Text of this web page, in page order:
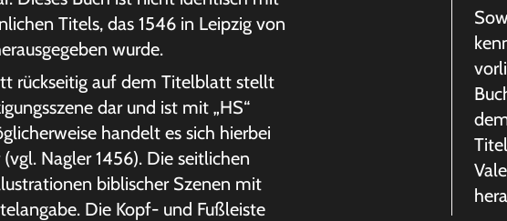
Titels, das 1546 in Leipzig von
wurde.
rückseitig auf dem Titelblatt stellt
dar und ist mit „HS“
handelt es sich hierbei
Nagler 1456). Die seitlichen
biblischer Szenen mit
Die Kopf- und Fußleiste